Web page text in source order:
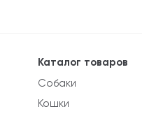
Каталог товаров
Собаки
Кошки